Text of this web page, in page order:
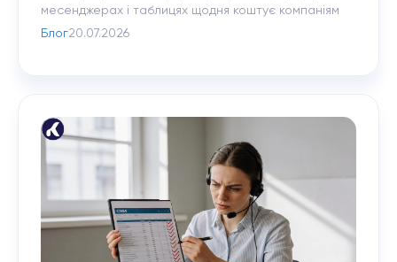
месенджерах і таблицях щодня коштує компаніям
втрачених прибутків. У цій статті ми детально
відділ продажів від втрати важливих лідів.
Професійна […]
Блог20.07.2026